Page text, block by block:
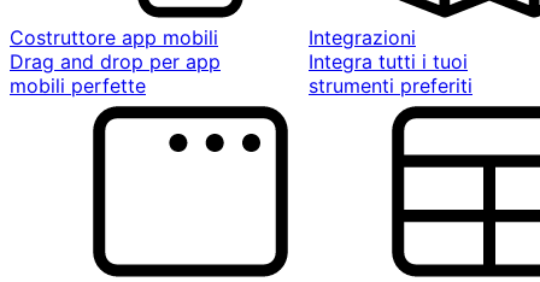
Costruttore app mobili
Drag and drop per app
mobili perfette
Integrazioni
Integra tutti i tuoi
strumenti preferiti